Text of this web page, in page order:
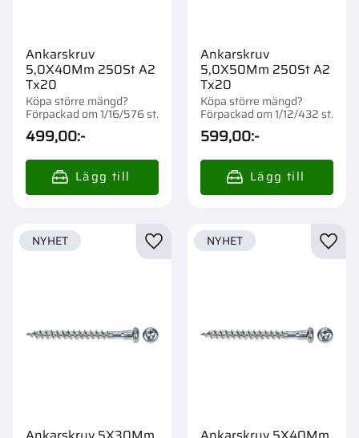
Ankarskruv
5,0X40Mm 250St A2
Tx20
Köpa större mängd?
Förpackad om 1/16/576 st.
499,00:-
Ankarskruv
5,0X50Mm 250St A2
Tx20
Köpa större mängd?
Förpackad om 1/12/432 st.
599,00:-
NYHET Lägg till i favoriter
NYHET